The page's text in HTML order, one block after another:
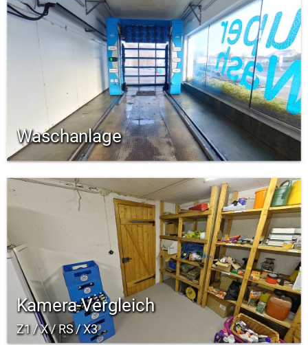
Waschanlage
Kamera-Vergleich
Z1 / X / RS / X3